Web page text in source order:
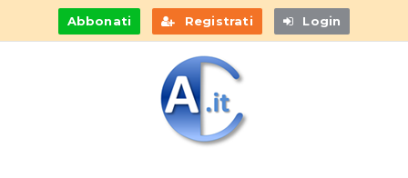
Abbonati Registrati Login